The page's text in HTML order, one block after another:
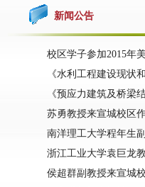
新闻公告
校区学子参加2015年
《水利工程建设现状
《预应力建筑及桥梁
苏勇教授来宣城校区
南洋理工大学程年生
浙江工业大学袁巨龙
侯超群副教授来宣城